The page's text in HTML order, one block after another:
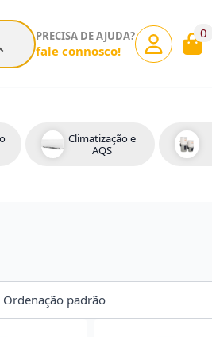
PRECISA DE AJUDA?
fale connosco!
0
Climatização e
AQS